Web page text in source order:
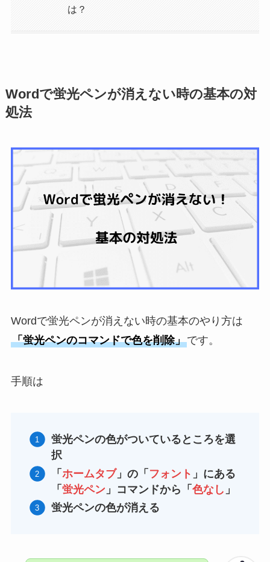
は？
Wordで蛍光ペンが消えない時の基本の対
処法
Wordで蛍光ペンが消えない時の基本のやり方は
「蛍光ペンのコマンドで色を削除」です。
手順は
蛍光ペンの色がついているところを選
択
「ホームタブ」の「 フォント 」にある
「蛍光ペン 」コマンドから「色なし 」
蛍光ペンの色が消える